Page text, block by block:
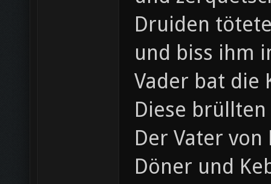
Druiden
und biss ihm
Vader bat die
Diese
Der Vater
Döner und